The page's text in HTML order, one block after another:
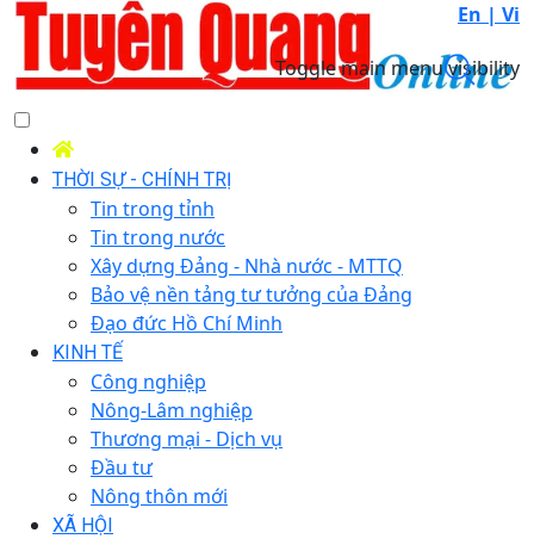
En | Vi
Toggle main menu visibility
THỜI SỰ - CHÍNH TRỊ
Tin trong tỉnh
Tin trong nước
Xây dựng Đảng - Nhà nước - MTTQ
Bảo vệ nền tảng tư tưởng của Đảng
Đạo đức Hồ Chí Minh
KINH TẾ
Công nghiệp
Nông-Lâm nghiệp
Thương mại - Dịch vụ
Đầu tư
Nông thôn mới
XÃ HỘI